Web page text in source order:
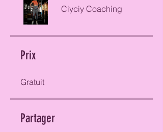
Ciyciy Coaching
Prix
Gratuit
Partager